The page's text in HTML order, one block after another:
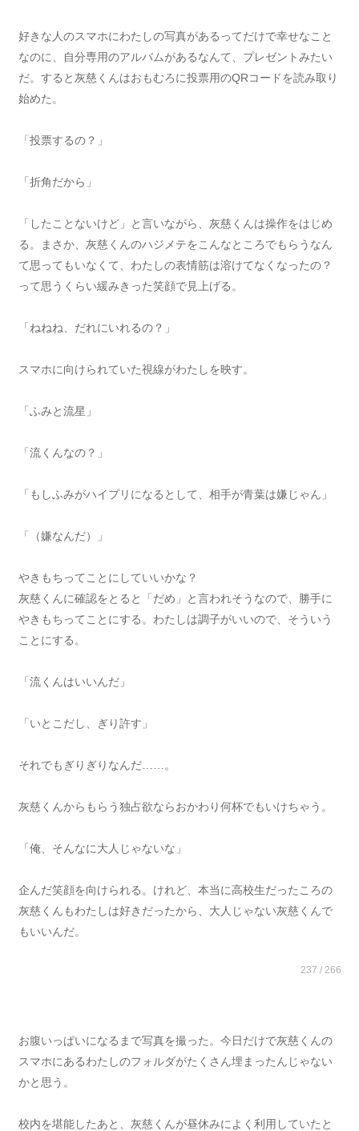
好きな人のスマホにわたしの写真があるってだけで幸せなこと
なのに、自分専用のアルバムがあるなんて、プレゼントみたい
だ。すると灰慈くんはおもむろに投票用のQRコードを読み取り
始めた。
「投票するの？」
「折角だから」
「したことないけど」と言いながら、灰慈くんは操作をはじめ
る。まさか、灰慈くんのハジメテをこんなところでもらうなん
て思ってもいなくて、わたしの表情筋は溶けてなくなったの？
って思うくらい緩みきった笑顔で見上げる。
「ねねね、だれにいれるの？」
スマホに向けられていた視線がわたしを映す。
「ふみと流星」
「流くんなの？」
「もしふみがハイプリになるとして、相手が青葉は嫌じゃん」
「（嫌なんだ）」
やきもちってことにしていいかな？
灰慈くんに確認をとると「だめ」と言われそうなので、勝手に
やきもちってことにする。わたしは調子がいいので、そういう
ことにする。
「流くんはいいんだ」
「いとこだし、ぎり許す」
それでもぎりぎりなんだ……。
灰慈くんからもらう独占欲ならおかわり何杯でもいけちゃう。
「俺、そんなに大人じゃないな」
企んだ笑顔を向けられる。けれど、本当に高校生だったころの
灰慈くんもわたしは好きだったから、大人じゃない灰慈くんで
もいいんだ。
237 / 266
お腹いっぱいになるまで写真を撮った。今日だけで灰慈くんの
スマホにあるわたしのフォルダがたくさん埋まったんじゃない
かと思う。
校内を堪能したあと、灰慈くんが昼休みによく利用していたと